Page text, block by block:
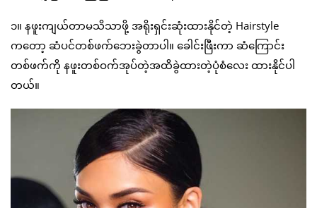
၁။ နဖူးကျယ်တာမသိသာဖို့ အရိုးရှင်းဆုံးထားနိုင်တဲ့ Hairstyle
ကတော့ ဆံပင်တစ်ဖက်ဘေးခွဲတာပါ။ ခေါင်းဖြီးကာ ဆံကြောင်း
တစ်ဖက်ကို နဖူးတစ်ဝက်အုပ်တဲ့အထိခွဲထားတဲ့ပုံစံလေး ထားနိုင်ပါ
တယ်။